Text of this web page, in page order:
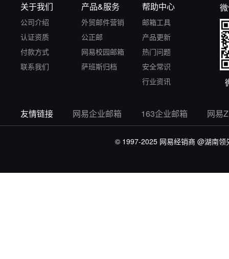
关于我们
公司介绍
认证资质
付款方式
联系我们
产品&服务
外贸邮件营销
公正邮
网易校园邮箱
萨班斯归档
帮助中心
邮箱工具
产品更新
热门问题
安全常识
行业资讯
友情链接 网易企业邮箱 163企业邮箱 网易
© 1997-2025 网易经销商 @湖南领